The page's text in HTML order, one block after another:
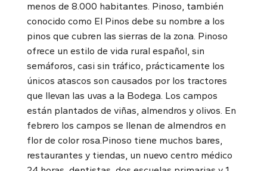
menos de 8.000 habitantes. Pinoso, también
conocido como El Pinos debe su nombre a los
pinos que cubren las sierras de la zona. Pinoso
ofrece un estilo de vida rural español, sin
semáforos, casi sin tráfico, prácticamente los
únicos atascos son causados por los tractores
que llevan las uvas a la Bodega. Los campos
están plantados de viñas, almendros y olivos. En
febrero los campos se llenan de almendros en
flor de color rosa.Pinoso tiene muchos bares,
restaurantes y tiendas, un nuevo centro médico